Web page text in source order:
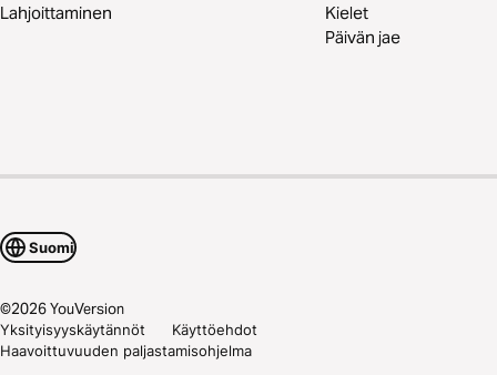
Lahjoittaminen
Kielet
Päivän jae
Suomi
©2026YouVersion
Yksityisyyskäytännöt
Käyttöehdot
Haavoittuvuuden paljastamisohjelma